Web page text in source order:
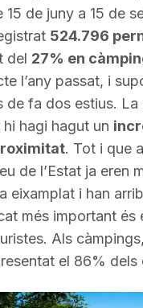
15 de juny a 15 de
524.796
del 27% en
l’any passat, i
de fa dos estius.
hagi hagut un
. Tot i que
de l’Estat ja eren
eixamplat i han
més important és
Als
el 86% dels